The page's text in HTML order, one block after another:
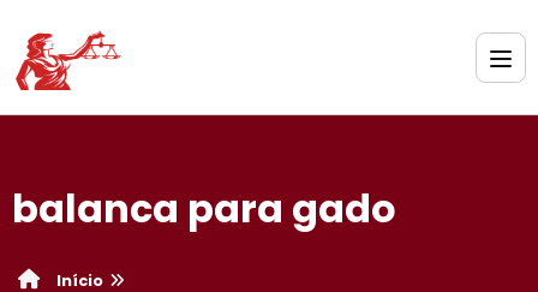
balanca para gado​
Início